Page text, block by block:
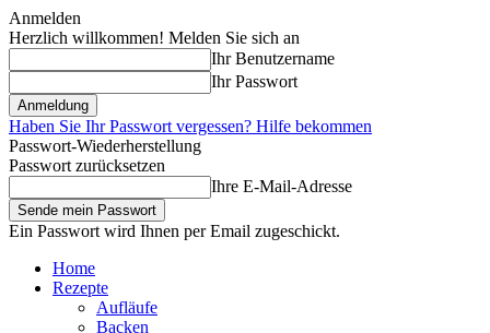
Anmelden
Herzlich willkommen! Melden Sie sich an
Ihr Benutzername
Ihr Passwort
Haben Sie Ihr Passwort vergessen? Hilfe bekommen
Passwort-Wiederherstellung
Passwort zurücksetzen
Ihre E-Mail-Adresse
Ein Passwort wird Ihnen per Email zugeschickt.
Home
Rezepte
Aufläufe
Backen